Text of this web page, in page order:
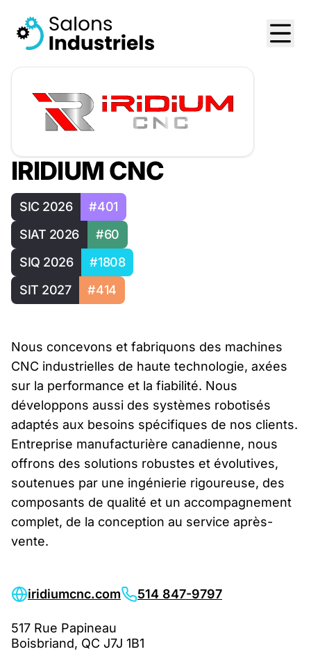
IRIDIUM CNC
SIC 2026
#401
SIAT 2026
#60
SIQ 2026
#1808
SIT 2027
#414
Nous concevons et fabriquons des machines
CNC industrielles de haute technologie, axées
sur la performance et la fiabilité. Nous
développons aussi des systèmes robotisés
adaptés aux besoins spécifiques de nos clients.
Entreprise manufacturière canadienne, nous
offrons des solutions robustes et évolutives,
soutenues par une ingénierie rigoureuse, des
composants de qualité et un accompagnement
complet, de la conception au service après-
vente.
iridiumcnc.com 514 847-9797
517 Rue Papineau
Boisbriand, QC J7J 1B1